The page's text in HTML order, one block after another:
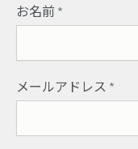
お名前 *
メールアドレス *